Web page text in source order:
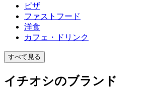
ピザ
ファストフード
洋食
カフェ・ドリンク
すべて見る
イチオシのブランド